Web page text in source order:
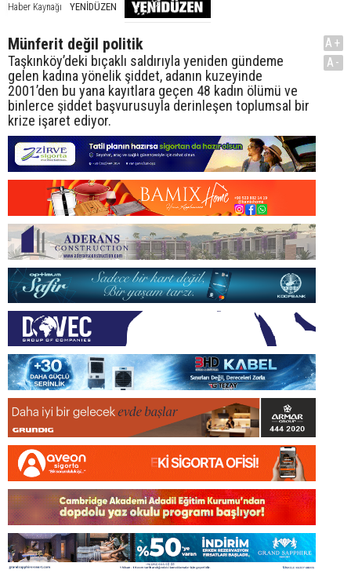
Haber Kaynağı YENİDÜZEN
Münferit değil politik
Taşkınköy’deki bıçaklı saldırıyla yeniden gündeme
gelen kadına yönelik şiddet, adanın kuzeyinde
2001’den bu yana kayıtlara geçen 48 kadın ölümü ve
binlerce şiddet başvurusuyla derinleşen toplumsal bir
krize işaret ediyor.
A+
A-